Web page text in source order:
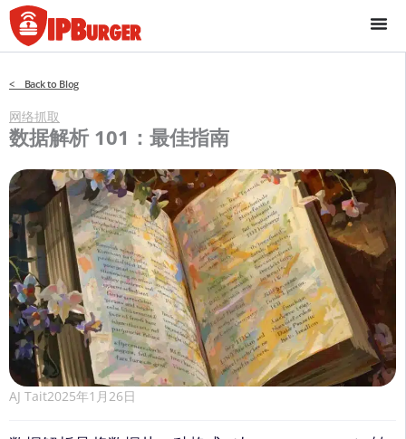
跳
至
内
< Back to Blog
网络抓取
数据解析 101：最佳指南
AJ Tait2025年1月26日